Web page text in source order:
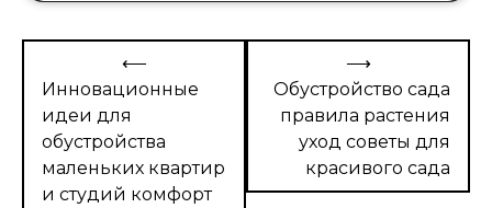
Навигация
по
записям
⟵
Инновационные
идеи для
обустройства
маленьких квартир
и студий комфорт
Обустройство сада
правила растения
уход советы для
красивого сада
⟶